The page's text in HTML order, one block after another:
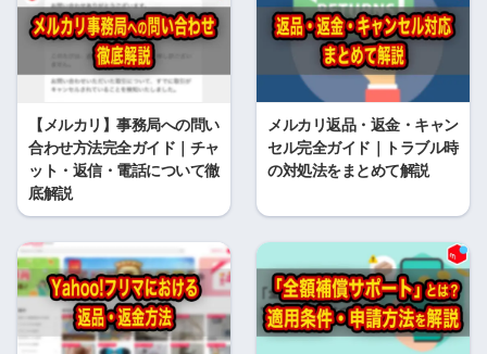
【メルカリ】事務局への問い
合わせ方法完全ガイド｜チャ
ット・返信・電話について徹
底解説
メルカリ返品・返金・キャン
セル完全ガイド｜トラブル時
の対処法をまとめて解説